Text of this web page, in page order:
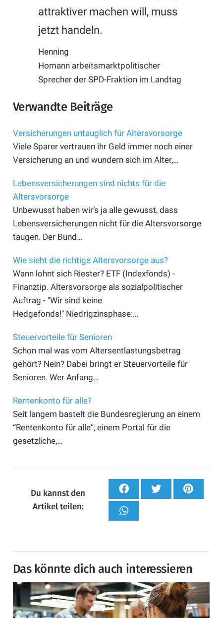
attraktiver machen will, muss
jetzt handeln.
Henning
Homann arbeitsmarktpolitischer
Sprecher der SPD-Fraktion im Landtag
Verwandte Beiträge
Versicherungen untauglich für Altersvorsorge
Viele Sparer vertrauen ihr Geld immer noch einer
Versicherung an und wundern sich im Alter,…
Lebensversicherungen sind nichts für die
Altersvorsorge
Unbewusst haben wir’s ja alle gewusst, dass
Lebensversicherungen nicht für die Altersvorsorge
taugen. Der Bund…
Wie sieht die richtige Altersvorsorge aus?
Wann lohnt sich Riester? ETF (Indexfonds) -
Finanztip. Altersvorsorge als sozialpolitischer
Auftrag - "Wir sind keine
Hedgefonds!" Niedrigzinsphase:…
Steuervorteile für Senioren
Schon mal was vom Altersentlastungsbetrag
gehört? Nein? Dabei bringt er Steuer­vorteile für
Senioren. Wer Anfang…
Rentenkonto für alle?
Seit langem bastelt die Bundesregierung an einem
“Rentenkonto für alle”, einem Portal für die
gesetzliche,…
Du kannst den
Artikel teilen:
Das könnte dich auch interessieren